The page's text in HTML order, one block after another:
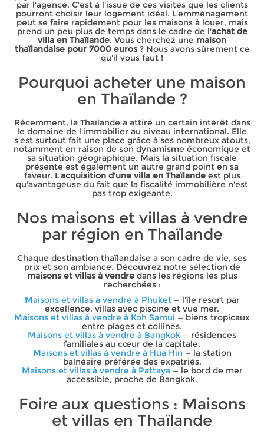
par l'agence. C'est à l'issue de ces visites que les clients
pourront choisir leur logement idéal. L'emménagement
peut se faire rapidement pour les maisons à louer, mais
prend un peu plus de temps dans le cadre de l'achat de
villa en Thaïlande. Vous cherchez une maison
thaïlandaise pour 7000 euros? Nous avons sûrement ce
qu'il vous faut !
Pourquoi acheter une maison
en Thaïlande ?
Récemment, la Thaïlande a attiré un certain intérêt dans
le domaine de l'immobilier au niveau international. Elle
s'est surtout fait une place grâce à ses nombreux atouts,
notamment en raison de son dynamisme économique et
sa situation géographique. Mais la situation fiscale
présente est également un autre grand point en sa
faveur. L'acquisition d'une villa en Thaïlandeest plus
qu'avantageuse du fait que la fiscalité immobilière n'est
pas trop exigeante.
Nos maisons et villas à vendre
par région en Thaïlande
Chaque destination thaïlandaise a son cadre de vie, ses
prix et son ambiance. Découvrez notre sélection de
maisons et villas à vendredans les régions les plus
recherchées :
Maisons et villas à vendre à Phuket— l'île resort par
excellence, villas avec piscine et vue mer.
Maisons et villas à vendre à Koh Samui — biens tropicaux
entre plages et collines.
Maisons et villas à vendre à Bangkok — résidences
familiales au cœur de la capitale.
Maisons et villas à vendre à Hua Hin — la station
balnéaire préférée des expatriés.
Maisons et villas à vendre à Pattaya— le bord de mer
accessible, proche de Bangkok.
Foire aux questions : Maisons
et villas en Thaïlande